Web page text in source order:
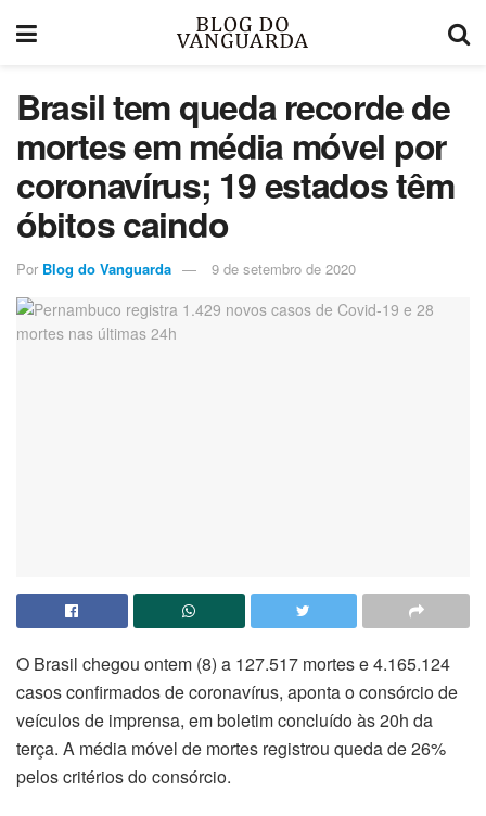
Brasil tem queda recorde de
mortes em média móvel por
coronavírus; 19 estados têm
óbitos caindo
Por Blog do Vanguarda 9 de setembro de 2020
O Brasil chegou ontem (8) a 127.517 mortes e 4.165.124
casos confirmados de coronavírus, aponta o consórcio de
veículos de imprensa, em boletim concluído às 20h da
terça. A média móvel de mortes registrou queda de 26%
pelos critérios do consórcio.